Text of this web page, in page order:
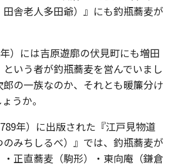
舎老人多田爺）』にも釣瓶蕎麦が
）には吉原遊廓の伏見町にも増田
いう者が釣瓶蕎麦を営んでいまし
の一族なのか、それとも暖簾分け
うか。
年）に出版された『江戸見物道
みちしるべ）』では、釣瓶蕎麦が
正直蕎麦（駒形）・東向庵（鎌倉